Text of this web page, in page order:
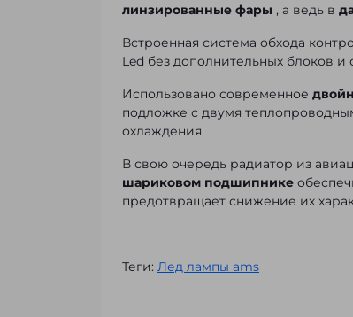
линзированные фары , а ведь в
Встроенная система обхода
Led без дополнительных блоков и
Использовано современное
подложке с двумя
охлаждения.
В свою очередь радиатор из
шариковом подшипнике
предотвращает снижение их
Теги: Лед лампы ams